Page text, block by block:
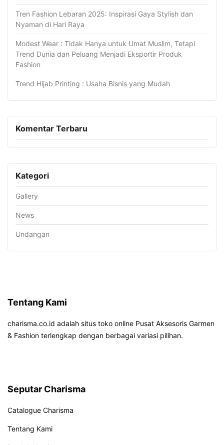
Tren Fashion Lebaran 2025: Inspirasi Gaya Stylish dan
Nyaman di Hari Raya
Modest Wear : Tidak Hanya untuk Umat Muslim, Tetapi
Trend Dunia dan Peluang Menjadi Eksportir Produk
Fashion
Trend Hijab Printing : Usaha Bisnis yang Mudah
Komentar Terbaru
Kategori
Gallery
News
Undangan
Tentang Kami
charisma.co.id adalah situs toko online Pusat Aksesoris Garmen
& Fashion terlengkap dengan berbagai variasi pilihan.
Seputar Charisma
Catalogue Charisma
Tentang Kami